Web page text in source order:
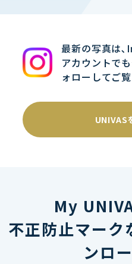
最新の写真は
アカウントで
ォローしてご
UNIVAS
My
不正防止マーク
ンロ